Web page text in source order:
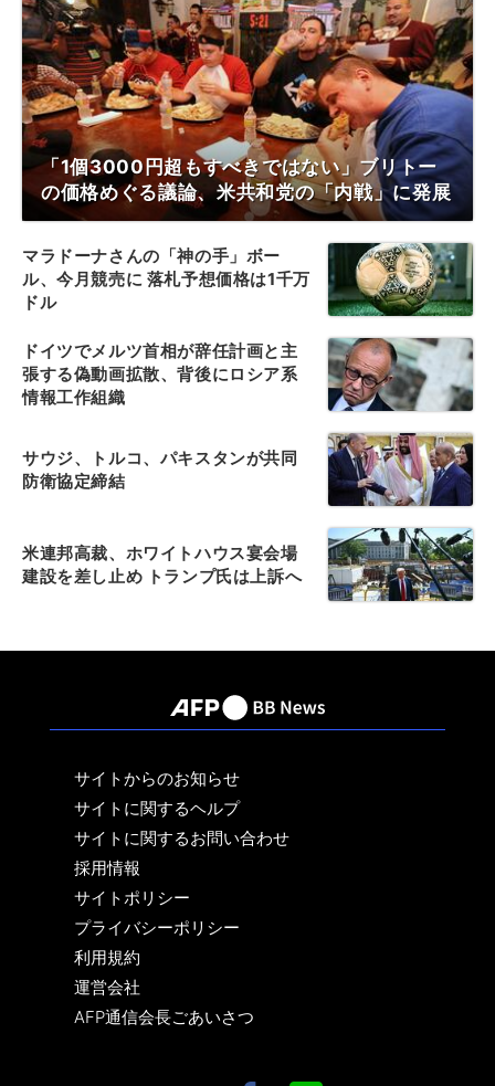
「1個3000円超もすべきではない」ブリトー
の価格めぐる議論、米共和党の「内戦」に発展
マラドーナさんの「神の手」ボー
ル、今月競売に 落札予想価格は1千万
ドル
ドイツでメルツ首相が辞任計画と主
張する偽動画拡散、背後にロシア系
情報工作組織
サウジ、トルコ、パキスタンが共同
防衛協定締結
米連邦高裁、ホワイトハウス宴会場
建設を差し止め トランプ氏は上訴へ
サイトからのお知らせ
サイトに関するヘルプ
サイトに関するお問い合わせ
採用情報
サイトポリシー
プライバシーポリシー
利用規約
運営会社
AFP通信会長ごあいさつ